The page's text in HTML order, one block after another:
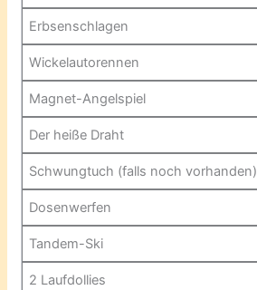
Erbsenschlagen
Wickelautorennen
Magnet-Angelspiel
Der heiße Draht
Schwungtuch (falls noch vorhanden)
Dosenwerfen
Tandem-Ski
2 Laufdollies